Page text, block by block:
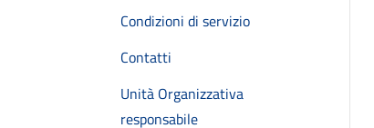
Condizioni di servizio
Contatti
Unità Organizzativa
responsabile